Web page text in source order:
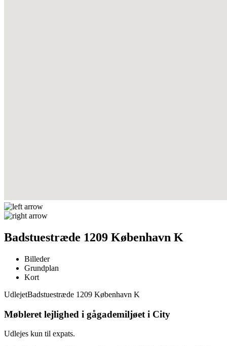
Badstuestræde 1209 København K
Billeder
Grundplan
Kort
UdlejetBadstuestræde 1209 København K
Møbleret lejlighed i gågademiljøet i City
Udlejes kun til expats.